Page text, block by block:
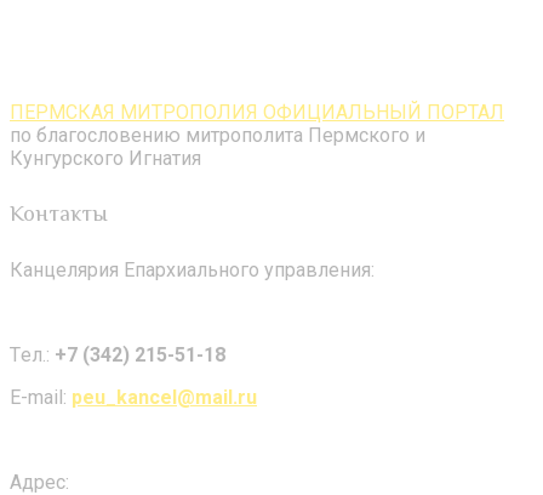
ПЕРМСКАЯ МИТРОПОЛИЯ ОФИЦИАЛЬНЫЙ ПОРТАЛ
по благословению митрополита Пермского и
Кунгурского Игнатия
Контакты
Канцелярия Епархиального управления:
Tел.: +7 (342) 215-51-18
E-mail: peu_kancel@mail.ru
Адрес: